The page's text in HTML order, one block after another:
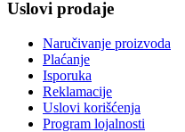
Uslovi prodaje
Naručivanje proizvoda
Plaćanje
Isporuka
Reklamacije
Uslovi korišćenja
Program lojalnosti